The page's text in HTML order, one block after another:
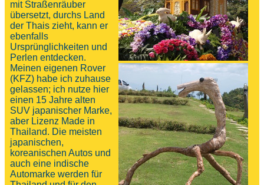
mit Straßenräuber
übersetzt, durchs Land
der Thais zieht, kann er
ebenfalls
Ursprünglichkeiten und
Perlen entdecken.
Meinen eigenen Rover
(KFZ) habe ich zuhause
gelassen; ich nutze hier
einen 15 Jahre alten
SUV japanischer Marke,
aber Lizenz Made in
Thailand. Die meisten
japanischen,
koreanischen Autos und
auch eine indische
Automarke werden für